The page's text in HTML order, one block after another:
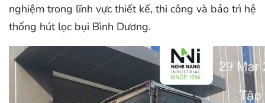
nghiệm trong lĩnh vực thiết kế, thi công và bảo trì hệ
thống hút lọc bụi Bình Dương.